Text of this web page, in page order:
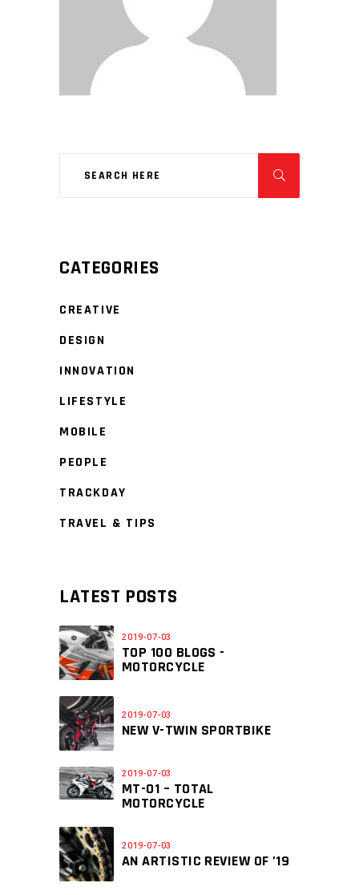
CATEGORIES
CREATIVE
DESIGN
INNOVATION
LIFESTYLE
MOBILE
PEOPLE
TRACKDAY
TRAVEL & TIPS
LATEST POSTS
2019-07-03
TOP 100 BLOGS -
MOTORCYCLE
2019-07-03
NEW V-TWIN SPORTBIKE
2019-07-03
MT-01 – TOTAL
MOTORCYCLE
2019-07-03
AN ARTISTIC REVIEW OF ’19